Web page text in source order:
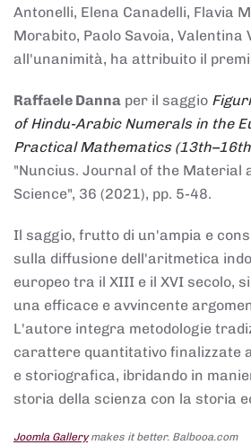
Antonelli, Elena Canadelli, Flavia
Morabito, Paolo Savoia, Valentina
all'unanimità, ha attribuito il
Raffaele Danna per il saggio
of Hindu-Arabic Numerals in the
Practical Mathematics
"Nuncius. Journal of the Material
Science", 36 (2021), pp. 5-48.
Il saggio, frutto di un'ampia e
sulla diffusione dell'aritmetica
europeo tra il XIII e il XVI secolo,
una efficace e avvincente
L'autore integra metodologie
carattere quantitativo finalizzate
e storiografica, ibridando in
storia della scienza con la storia
Joomla Gallerymakes it better. Balbooa.com